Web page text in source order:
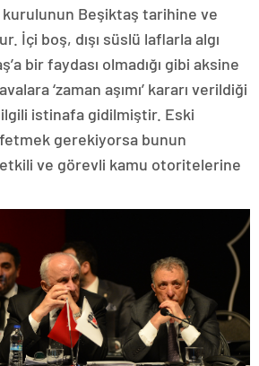
Beşiktaş tarihine ve
İçi boş, dışı süslü laflarla algı
bir faydası olmadığı gibi aksine
‘zaman aşımı’ kararı verildiği
istinafa gidilmiştir. Eski
gerekiyorsa bunun
ve görevli kamu otoritelerine